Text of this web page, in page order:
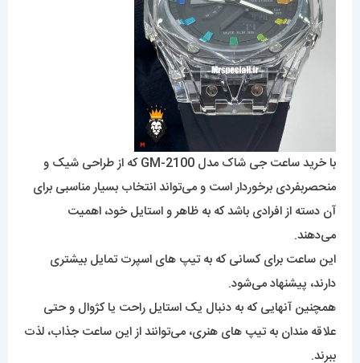
با خرید ساعت جی شاک‌ مدل GM-2100 که از طراحی شیک و
منحصربفردی برخوردار است و می‌تواند انتخاب بسیار مناسبی برای
آن دسته از افرادی باشد که به ظاهر و استایل خود، اهمیت
می‌دهند.
این ساعت برای کسانی که به تیپ های اسپرت تمایل بیشتری
دارند، پیشنهاد می‌شود.
همچنین آنهایی که به دنبال یک استایل راحت یا کژوال و حتی
علاقه مندان به تیپ های هنری، می‌توانند از این ساعت جذاب، لذت
ببرند.